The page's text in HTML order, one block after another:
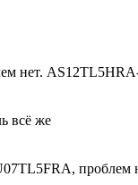
нет.
всё же
проблем